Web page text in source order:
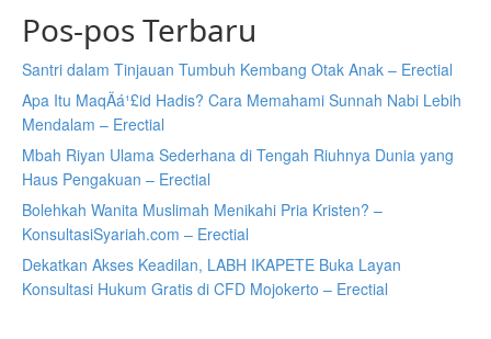
Pos-pos Terbaru
Santri dalam Tinjauan Tumbuh Kembang Otak Anak – Erectial
Apa Itu MaqÄá¹£id Hadis? Cara Memahami Sunnah Nabi Lebih
Mendalam – Erectial
Mbah Riyan Ulama Sederhana di Tengah Riuhnya Dunia yang
Haus Pengakuan – Erectial
Bolehkah Wanita Muslimah Menikahi Pria Kristen? –
KonsultasiSyariah.com – Erectial
Dekatkan Akses Keadilan, LABH IKAPETE Buka Layan
Konsultasi Hukum Gratis di CFD Mojokerto – Erectial